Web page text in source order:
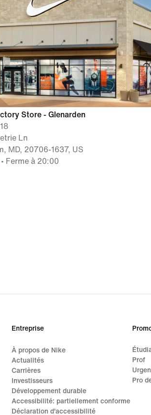
Store - Glenarden
Ln
MD, 20706-1637, US
Ferme à 20:00
Entreprise
À propos de Nike
Actualités
Carrières
Investisseurs
Développement durable
Accessibilité: partiellement conforme
Déclaration d'accessibilité
Prof
Pro